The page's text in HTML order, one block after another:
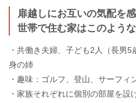
扉越しにお互いの気配を
世帯で住む家はこのよう
・共働き夫婦、子ども2人（長男
身の姉
・趣味：ゴルフ、登山、サーフィ
・家族それぞれに個別の部屋を